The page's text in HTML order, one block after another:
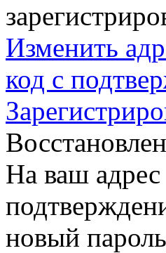
Изменить
код с
На ваш
новый